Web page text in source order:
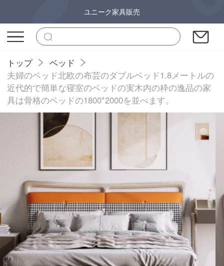
ユニーク家具販売
トップ
ベッド
夫婦のベッド北欧の布芸のダブルベッド1.8メートルの
近代的で簡単な寝室のベッドの実木内の枠の逸品の家
具は骨格のベッドの1800*2000を並べます。